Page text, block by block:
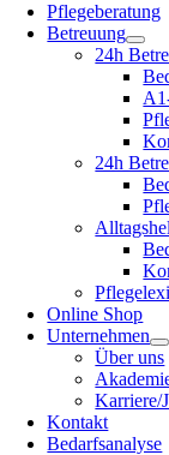
Pflegeberatung
Betreuung
24h
24h
Online Shop
Unternehmen
Über uns
Karriere/
Kontakt
Bedarfsanalyse